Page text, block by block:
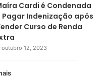
Cardi é Condenada
Pagar Indenização após
Curso de Renda
outubro 12, 2023